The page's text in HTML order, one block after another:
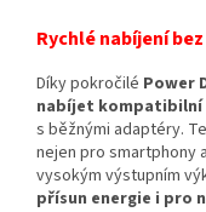
Rychlé nabíjení
Díky pokročilé Power
nabíjet kompatibilní
s běžnými adaptéry.
nejen pro smartphony
vysokým výstupním
přísun energie i pro